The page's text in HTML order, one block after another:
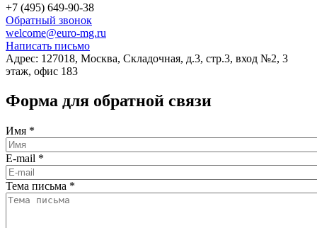
+7 (495) 649-90-38
Обратный звонок
welcome@euro-mg.ru
Написать письмо
Адрес: 127018, Москва, Складочная, д.3, стр.3, вход №2, 3
этаж, офис 183
Форма для обратной связи
Имя *
E-mail *
Тема письма *